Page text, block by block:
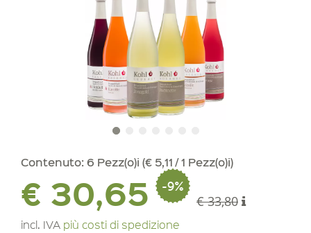
Contenuto: 6 Pezz(o)i (€ 5,11 / 1 Pezz(o)i)
€ 30,65 -9%
€ 33,80
incl. IVA più costi di spedizione